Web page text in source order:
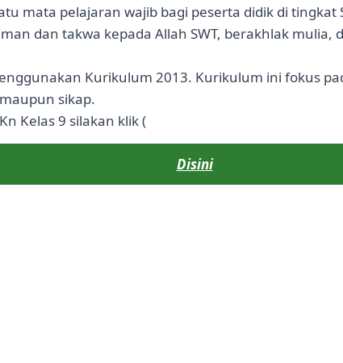
mata pelajaran wajib bagi peserta didik di
dan takwa kepada Allah SWT, berakhlak
Kurikulum 2013. Kurikulum ini fokus
sikap.
Kelas 9 silakan klik (
Disini